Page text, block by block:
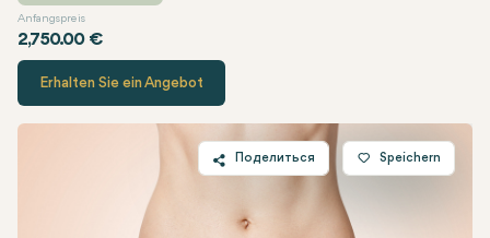
Anfangspreis
2,750.00 €
Erhalten Sie ein Angebot
Поделиться Speichern